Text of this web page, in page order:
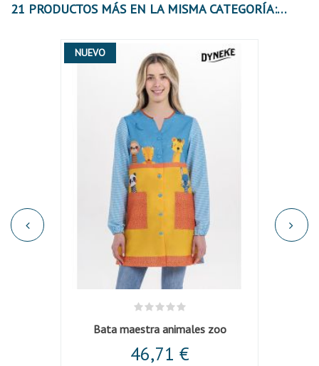
21 PRODUCTOS MÁS EN LA MISMA CATEGORÍA:
NUEVO
Bata maestra animales zoo
46,71 €